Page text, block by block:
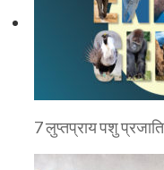
7 लुप्तप्राय पशु